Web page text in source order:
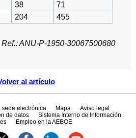
al artículo
38 71
204 455
Ref.: ANU-P-1950-30067500680
sede electrónica Mapa
Aviso legal
de datos
Sistema Interno de Información
Empleo en la AEBOE